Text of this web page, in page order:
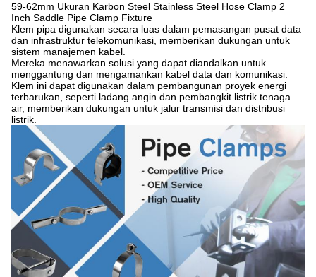
59-62mm Ukuran Karbon Steel Stainless Steel Hose Clamp 2
Inch Saddle Pipe Clamp Fixture
Klem pipa digunakan secara luas dalam pemasangan pusat data
dan infrastruktur telekomunikasi, memberikan dukungan untuk
sistem manajemen kabel.
Mereka menawarkan solusi yang dapat diandalkan untuk
menggantung dan mengamankan kabel data dan komunikasi.
Klem ini dapat digunakan dalam pembangunan proyek energi
terbarukan, seperti ladang angin dan pembangkit listrik tenaga
air, memberikan dukungan untuk jalur transmisi dan distribusi
listrik.